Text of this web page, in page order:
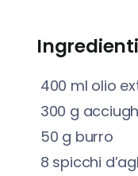
Ingredienti
400 ml olio
300 g
50 g burro
8 spicchi